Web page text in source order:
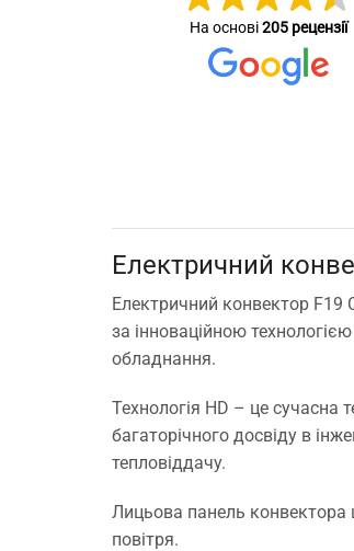
На основі205 рецензії
Професійна та
команда! Вчасно
замовлення, бережно
ставились до техніки,
Електричний
Електричний конвектор F19
за інноваційною
обладнання.
Технологія HD – це сучасна
багаторічного досвіду в
тепловіддачу.
Лицьова панель конвектора
повітря.